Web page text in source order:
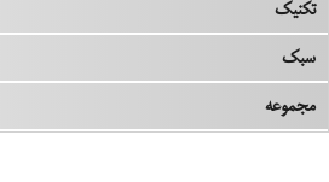
تکنیک
سبک
مجموعه